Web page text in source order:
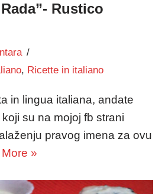
Rustico
, Ricette in italiano
in lingua italiana, andate
su na mojoj fb strani
pravog imena za ovu
»